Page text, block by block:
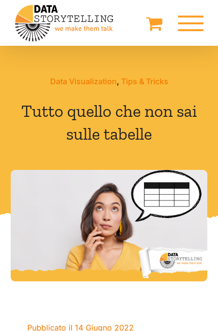
contenuto
Data Visualization, Tips & Tricks
Tutto quello che non sai
sulle tabelle
Pubblicato il 14 Giugno 2022